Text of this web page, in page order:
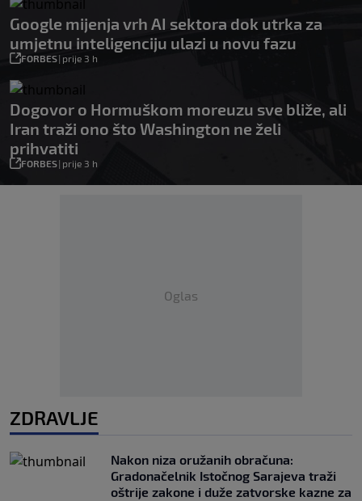
Google mijenja vrh AI sektora dok utrka za
umjetnu inteligenciju ulazi u novu fazu
FORBES| prije 3 h
Dogovor o Hormuškom moreuzu sve bliže, ali
Iran traži ono što Washington ne želi
prihvatiti
FORBES| prije 3 h
Oglas
ZDRAVLJE
Nakon niza oružanih obračuna:
Gradonačelnik Istočnog Sarajeva traži
oštrije zakone i duže zatvorske kazne za